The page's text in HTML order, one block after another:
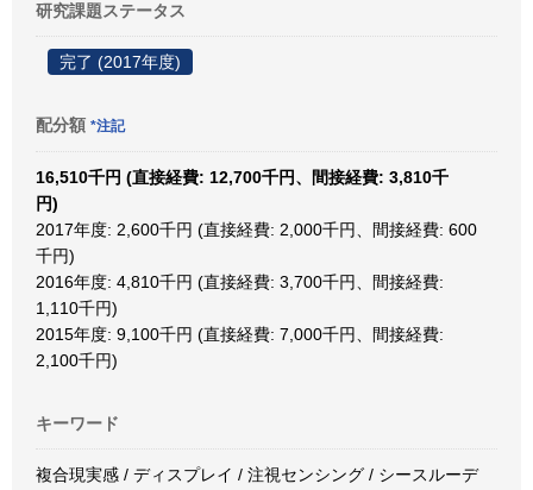
研究課題ステータス
完了 (2017年度)
配分額 *注記
16,510千円 (直接経費: 12,700千円、間接経費: 3,810千
円)
2017年度: 2,600千円 (直接経費: 2,000千円、間接経費: 600
千円)
2016年度: 4,810千円 (直接経費: 3,700千円、間接経費:
1,110千円)
2015年度: 9,100千円 (直接経費: 7,000千円、間接経費:
2,100千円)
キーワード
複合現実感 / ディスプレイ / 注視センシング / シースルーデ